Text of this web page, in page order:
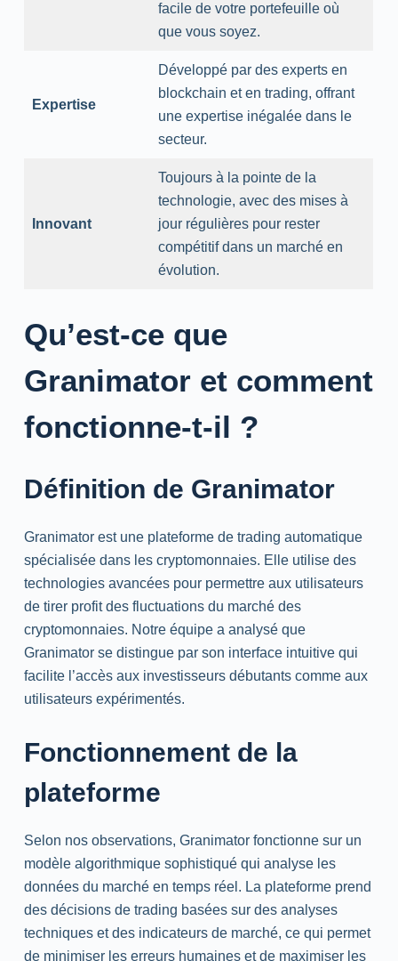
facile de votre portefeuille où
que vous soyez.
Expertise
Développé par des experts en
blockchain et en trading, offrant
une expertise inégalée dans le
secteur.
Innovant
Toujours à la pointe de la
technologie, avec des mises à
jour régulières pour rester
compétitif dans un marché en
évolution.
Qu’est-ce que
Granimator et comment
fonctionne-t-il ?
Définition de Granimator
Granimator est une plateforme de trading automatique
spécialisée dans les cryptomonnaies. Elle utilise des
technologies avancées pour permettre aux utilisateurs
de tirer profit des fluctuations du marché des
cryptomonnaies. Notre équipe a analysé que
Granimator se distingue par son interface intuitive qui
facilite l’accès aux investisseurs débutants comme aux
utilisateurs expérimentés.
Fonctionnement de la
plateforme
Selon nos observations, Granimator fonctionne sur un
modèle algorithmique sophistiqué qui analyse les
données du marché en temps réel. La plateforme prend
des décisions de trading basées sur des analyses
techniques et des indicateurs de marché, ce qui permet
de minimiser les erreurs humaines et de maximiser les